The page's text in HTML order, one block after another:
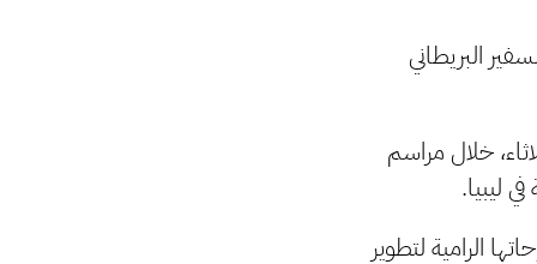
البريطاني
خلال مراسم
ليبيا.
الرامية لتطوير